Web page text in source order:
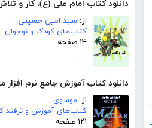
دانلود کتاب امام علی (ع)، کار و
از: سید امین حسینی
کتاب‌های کودک و نوجوان
۱۴ صفحه
دانلود کتاب آموزش جامع نرم افزار
از: موسوی
کتاب‌های آموزش و ترفند
۱۲۱ صفحه